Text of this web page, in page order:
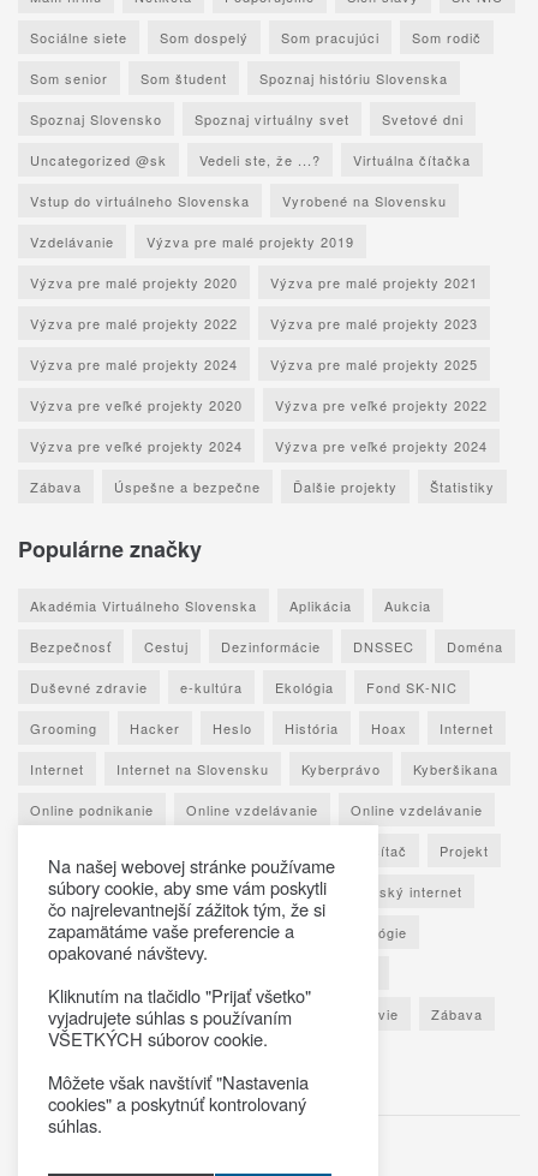
Sociálne siete Som dospelý Som pracujúci Som rodič
Som senior Som študent Spoznaj históriu Slovenska
Spoznaj Slovensko Spoznaj virtuálny svet Svetové dni
Uncategorized @sk Vedeli ste, že ...? Virtuálna čítačka
Vstup do virtuálneho Slovenska Vyrobené na Slovensku
Vzdelávanie Výzva pre malé projekty 2019
Výzva pre malé projekty 2020 Výzva pre malé projekty 2021
Výzva pre malé projekty 2022 Výzva pre malé projekty 2023
Výzva pre malé projekty 2024 Výzva pre malé projekty 2025
Výzva pre veľké projekty 2020 Výzva pre veľké projekty 2022
Výzva pre veľké projekty 2024 Výzva pre veľké projekty 2024
Zábava Úspešne a bezpečne Ďalšie projekty Štatistiky
Populárne značky
Akadémia Virtuálneho Slovenska Aplikácia Aukcia
Bezpečnosť Cestuj Dezinformácie DNSSEC Doména
Duševné zdravie e-kultúra Ekológia Fond SK-NIC
Grooming Hacker Heslo História Hoax Internet
Internet Internet na Slovensku Kyberprávo Kyberšikana
Online podnikanie Online vzdelávanie Online vzdelávanie
Počítač Projekt
Ransomware Rozhovor Seniori Slovenský internet
Sociálne siete Spoznaj Slovensko Technológie
Výročná správa Zaujímavé štatistiky Zdravie Zábava
© 2025Virtualno.sk
Na našej webovej stránke používame
súbory cookie, aby sme vám poskytli
čo najrelevantnejší zážitok tým, že si
zapamätáme vaše preferencie a
opakované návštevy.
Kliknutím na tlačidlo "Prijať všetko"
vyjadrujete súhlas s používaním
VŠETKÝCH súborov cookie.
Môžete však navštíviť "Nastavenia
cookies" a poskytnúť kontrolovaný
súhlas.